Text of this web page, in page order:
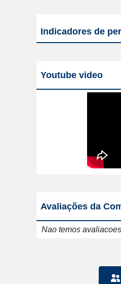
Indicadores de
Youtube video
Avaliações da
Nao temos